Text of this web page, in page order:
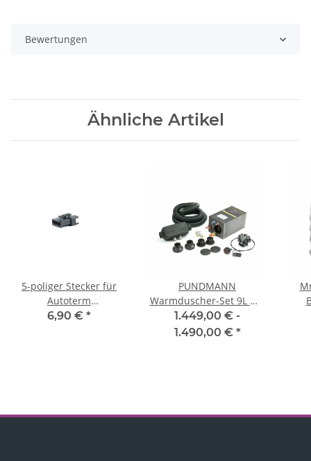
Bewertungen
Ähnliche Artikel
5-poliger Stecker für
Autoterm
Bedienteilkabel
6,90 € *
PUNDMANN
Warmduscher-Set 9L mit
Autoterm Air 2D
1.449,00 € -
1.490,00 € *